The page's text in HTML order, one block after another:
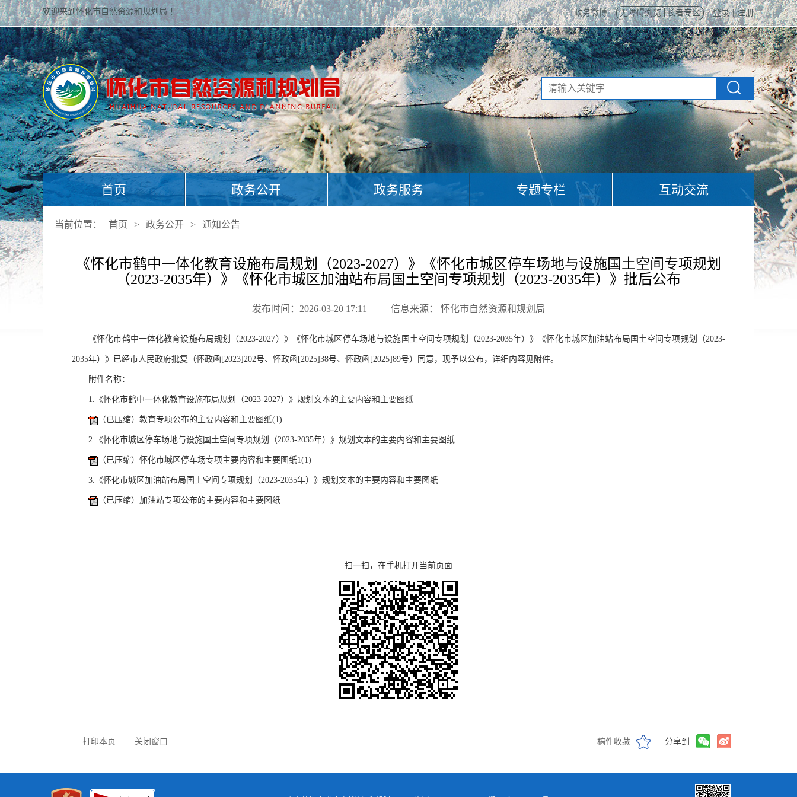
欢迎来到怀化市自然资源和规划局 ！ 政务微博 无障碍浏览 长者专区 登录|注册
首页 政务公开 政务服务 专题专栏 互动交流
当前位置： 首页 > 政务公开 > 通知公告
《怀化市鹤中一体化教育设施布局规划（2023-2027）》《怀化市城区停车场地与设施国土空间专项规划
（2023-2035年）》《怀化市城区加油站布局国土空间专项规划（2023-2035年）》批后公布
发布时间：2026-03-20 17:11 信息来源： 怀化市自然资源和规划局
《怀化市鹤中一体化教育设施布局规划（2023-2027）》《怀化市城区停车场地与设施国土空间专项规划（2023-2035年）》《怀化市城区加油站布局国土空间专项规划（2023-
2035年）》已经市人民政府批复（怀政函[2023]202号、怀政函[2025]38号、怀政函[2025]89号）同意，现予以公布，详细内容见附件。
附件名称：
1.《怀化市鹤中一体化教育设施布局规划（2023-2027）》规划文本的主要内容和主要图纸
（已压缩）教育专项公布的主要内容和主要图纸(1)
2.《怀化市城区停车场地与设施国土空间专项规划（2023-2035年）》规划文本的主要内容和主要图纸
（已压缩）怀化市城区停车场专项主要内容和主要图纸1(1)
3.《怀化市城区加油站布局国土空间专项规划（2023-2035年）》规划文本的主要内容和主要图纸
（已压缩）加油站专项公布的主要内容和主要图纸
扫一扫，在手机打开当前页面
打印本页 关闭窗口 稿件收藏 分享到